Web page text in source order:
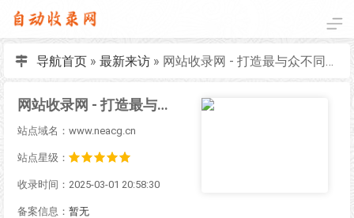
导航首页» 最新来访» 网站收录网 - 打造最与众不同的站点收录网
网站收录网 - 打造最与众不同的站点收录网
站点域名：www.neacg.cn
站点星级：
收录时间：2025-03-01 20:58:30
备案信息： 暂无